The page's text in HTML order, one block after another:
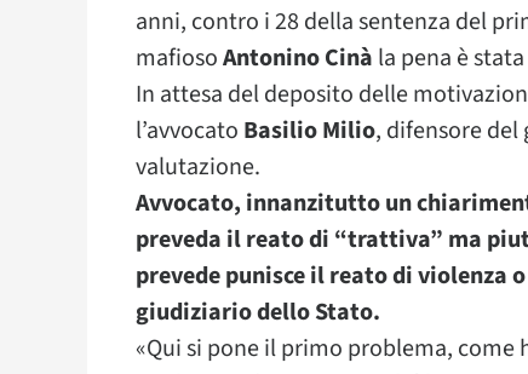
anni, contro i 28 della sentenza del
mafiosoAntonino Cinà la pena è
In attesa del deposito delle
l’avvocato Basilio Milio, difensore del
valutazione.
Avvocato, innanzitutto un
preveda il reato di “trattiva” ma
prevede punisce il reato di violenza
giudiziario dello Stato.
«Qui si pone il primo problema,